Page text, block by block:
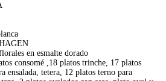
en esmalte dorado
consomé ,18 platos trinche, 17 platos
ensalada, tetera, 12 platos terno para